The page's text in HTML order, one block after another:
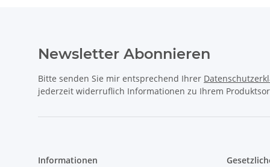
Newsletter Abonnieren
Bitte senden Sie mir entsprechend Ihrer
jederzeit widerruflich Informationen zu Ihrem
Informationen